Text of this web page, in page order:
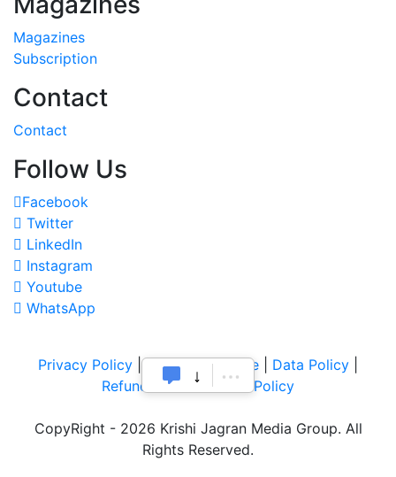
Magazines
Subscription
Contact
Contact
Follow Us
Facebook
Twitter
LinkedIn
Instagram
Youtube
WhatsApp
Privacy Policy |Terms of Service Data Policy
Refund & Cancellation Policy
CopyRight - 2026 Krishi Jagran Media Group. All
Rights Reserved.